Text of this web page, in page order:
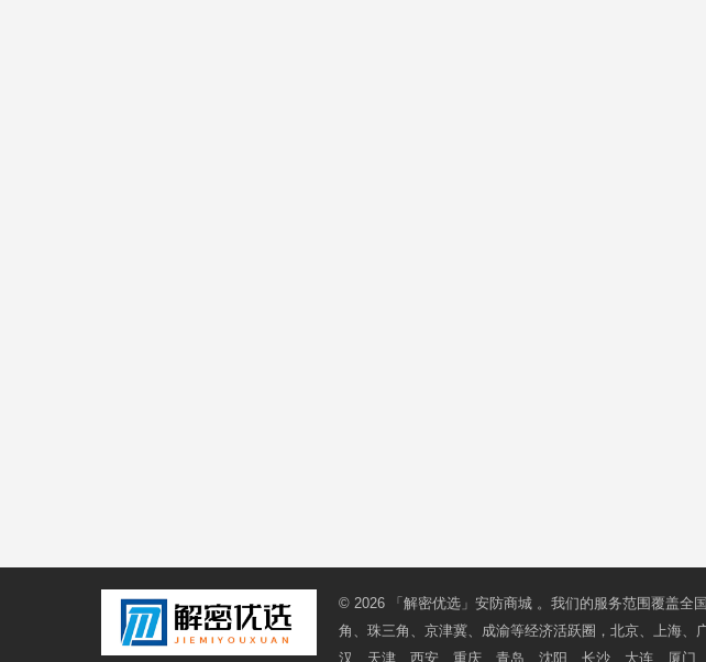
© 2026 「解密优选」安防商城 。我们的服务范围覆盖全
角、珠三角、京津冀、成渝等经济活跃圈，北京、上海、
汉、天津、西安、重庆、青岛、沈阳、长沙、大连、厦门